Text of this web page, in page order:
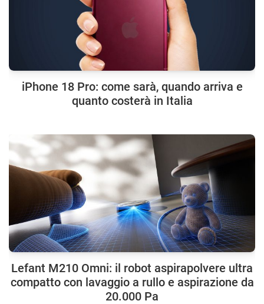
iPhone 18 Pro: come sarà, quando arriva e
quanto costerà in Italia
Lefant M210 Omni: il robot aspirapolvere ultra
compatto con lavaggio a rullo e aspirazione da
20.000 Pa